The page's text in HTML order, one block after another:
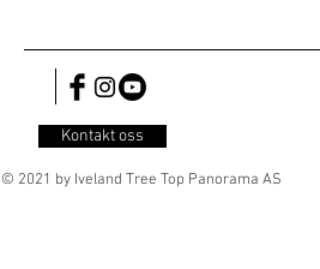
Kontakt oss
© 2021 by Iveland Tree Top Panorama AS